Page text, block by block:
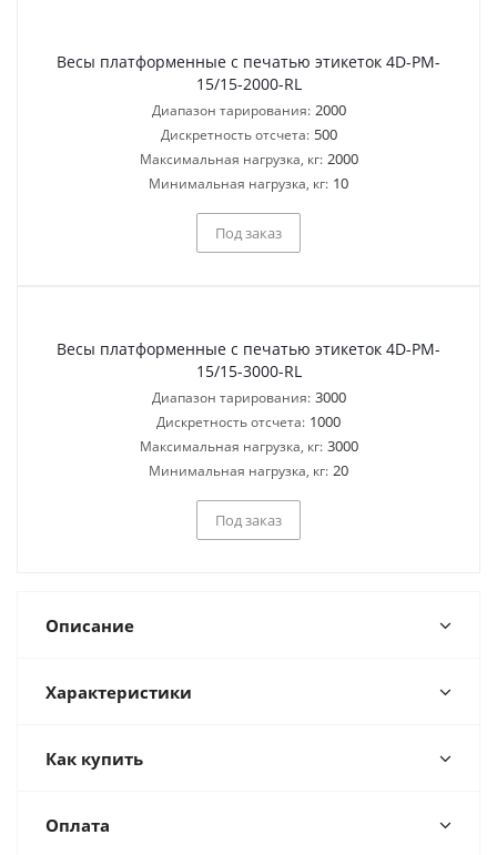
Весы платформенные с печатью этикеток 4D-PM-
15/15-2000-RL
Диапазон тарирования: 2000
Дискретность отсчета: 500
Максимальная нагрузка, кг: 2000
Минимальная нагрузка, кг: 10
Под заказ
Весы платформенные с печатью этикеток 4D-PM-
15/15-3000-RL
Диапазон тарирования: 3000
Дискретность отсчета: 1000
Максимальная нагрузка, кг: 3000
Минимальная нагрузка, кг: 20
Под заказ
Описание
Характеристики
Как купить
Оплата